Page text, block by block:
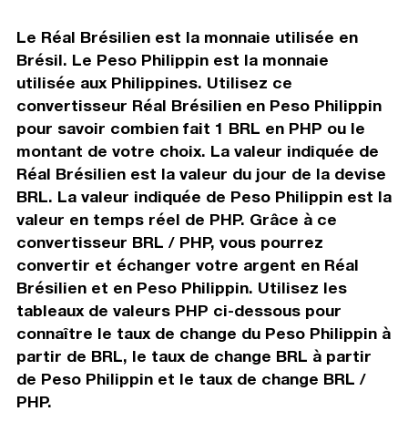
Le Réal Brésilien est la monnaie utilisée en
Brésil. Le Peso Philippin est la monnaie
utilisée aux Philippines. Utilisez ce
convertisseur Réal Brésilien en Peso Philippin
pour savoir combien fait 1 BRL en PHP ou le
montant de votre choix. La valeur indiquée de
Réal Brésilien est la valeur du jour de la devise
BRL. La valeur indiquée de Peso Philippin est la
valeur en temps réel de PHP. Grâce à ce
convertisseur BRL / PHP, vous pourrez
convertir et échanger votre argent en Réal
Brésilien et en Peso Philippin. Utilisez les
tableaux de valeurs PHP ci-dessous pour
connaître le taux de change du Peso Philippin à
partir de BRL, le taux de change BRL à partir
de Peso Philippin et le taux de change BRL /
PHP.